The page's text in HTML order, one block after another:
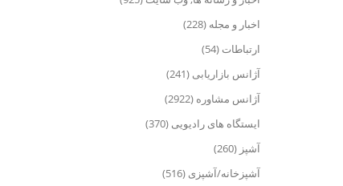
اخبار و مجله (228)
ارتباطات (54)
آژانس بازاریابی (241)
آژانس مشاوره (2922)
ایستگاه های رادیویی (370)
آشپز (260)
آشپزخانه/آشپزی (516)